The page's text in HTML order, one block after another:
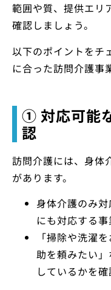
範囲や質、提供エリ
確認しましょう。
以下のポイントをチ
に合った訪問介護事
① 対応可能
認
訪問介護には、身体
があります。
身体介護のみ
にも対応する事
「掃除や洗濯
助を頼みたい
しているかを確